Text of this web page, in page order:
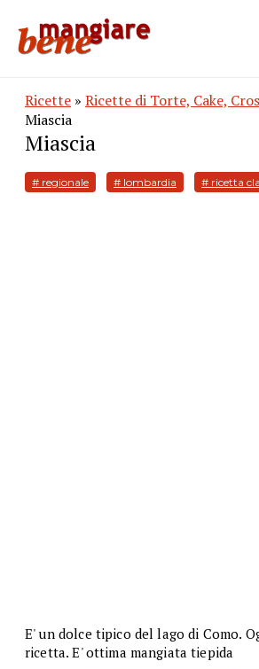
Ricette » Ricette di Torte, Cake,
Miascia
Miascia
# regionale # lombardia # ricetta
E' un dolce tipico del lago di Como.
ricetta. E' ottima mangiata tiepida